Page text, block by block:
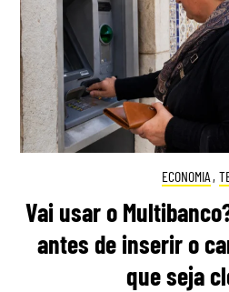
ECONOMIA ,
Vai usar o
antes de inserir o
que seja